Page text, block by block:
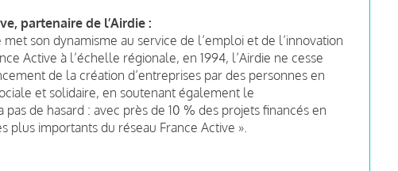
partenaire de l’Airdie :
son dynamisme au service de l’emploi et de l’innovation
Active à l’échelle régionale, en 1994, l’Airdie ne cesse
de la création d’entreprises par des personnes en
et solidaire, en soutenant également le
de hasard : avec près de 10 % des projets financés en
plus importants du réseau France Active ».